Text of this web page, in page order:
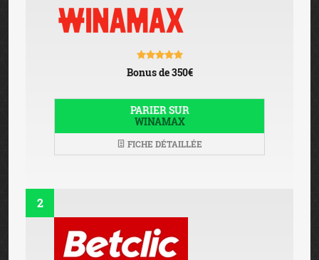
Bonus de 350€
PARIER SUR
WINAMAX
FICHE DÉTAILLÉE
2